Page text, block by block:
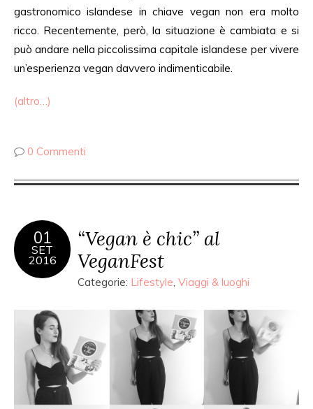
gastronomico islandese in chiave vegan non era molto
ricco. Recentemente, però, la situazione è cambiata e si
può andare nella piccolissima capitale islandese per vivere
un’esperienza vegan davvero indimenticabile.
(altro…)
0 Commenti
01
SET
2016
“Vegan è chic” al
VeganFest
Categorie: Lifestyle Viaggi & luoghi